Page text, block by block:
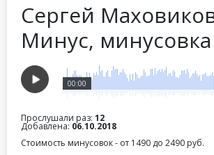
Сергей
Минус, минусовка
00:00
Прослушали раз: 12
Добавлена: 06.10.2018
Стоимость минусовок - от 1490 до 2490 руб.